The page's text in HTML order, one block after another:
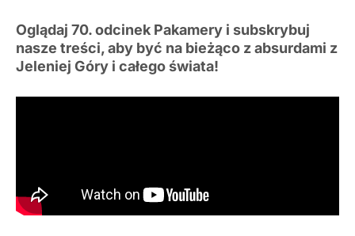
Oglądaj 70. odcinek Pakamery i subskrybuj
nasze treści, aby być na bieżąco z absurdami z
Jeleniej Góry i całego świata!